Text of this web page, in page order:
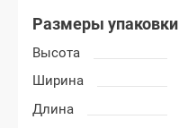
Размеры упаковки
Высота
Ширина
Длина